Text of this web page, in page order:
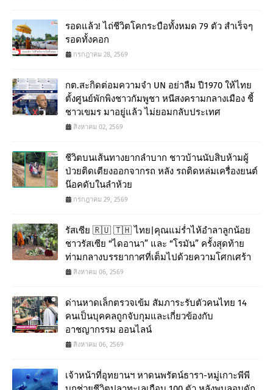
รอดแล้ว! ไถ่ชีวิตโคกระบือทั้งหมด 79 ตัว สำเร็จๆ
รอดทั้งคอก
กรกฎาคม 28, 2569
กต.สะกิดต่อมความจำ UN อย่าลืม ปี1970 ให้ไทย
ตั้งศูนย์พักพิงชาวกัมพูชา หนีสงครามกลางเมือง ชี้
ชาวเขมร มาอยู่แล้ว ไม่ยอมกลับประเทศ
สิงหาคม 02, 2569
ชีวิตบนเส้นทางยากลำบาก ชาวบ้านนับสิบห้ามผู้
ป่วยติดเตียงออกจากรถ หลัง รถติดหล่มเครื่องยนต์
น๊อคดับในลำห้วย
กรกฎาคม 29, 2569
รัสเซีย 🇷🇺 🇹🇭 ไทย|คุณแม่ร่ำไห้อำลาลูกน้อย
ชาวรัสเซีย “ไดอานา” และ “โรมัน” ครั้งสุดท้าย
ท่ามกลางบรรยากาศที่เต็มไปด้วยความโศกเศร้า
สิงหาคม 06, 2569
ด่านหาดเล็กตรวจเข้ม สัมภาระรับตัวคนไทย 14
คนเป็นบุคคลถูกจับกุมและเกี่ยวข้องกับ
อาชญากรรม ออนไลน์
สิงหาคม 06, 2569
เจ้าหน้าที่อุทยานฯ หาดนพรัตน์ธารา-หมู่เกาะพีพี